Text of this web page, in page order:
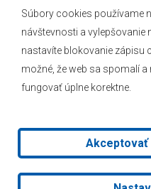
Súbory cookies používame
návštevnosti a vylepšovanie
nastavíte blokovanie zápisu
možné, že web sa spomalí
fungovať úplne korektne.
Akceptovať
Kontakt
Mapa stránok
2026 © Obec Veľké Leváre|